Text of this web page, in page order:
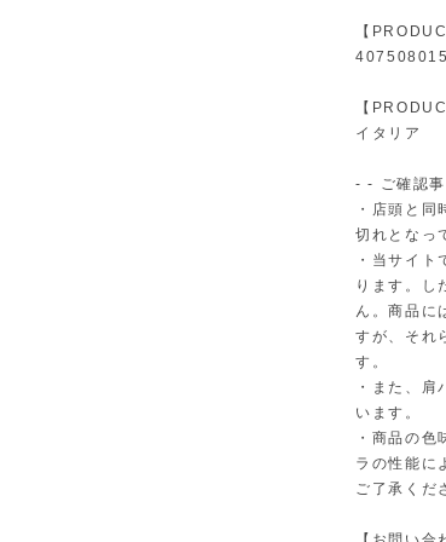
【
【
イタリア
- - ご確認
・店頭と
切れとなっ
・当サイ
ります。し
ん。商品に
すが、それ
す。
・また、
います。
・商品の
ラの性能に
ご了承くだ